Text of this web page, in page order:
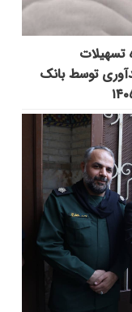
و ۸۸۷ فقره تسهیلات
توسط بانک